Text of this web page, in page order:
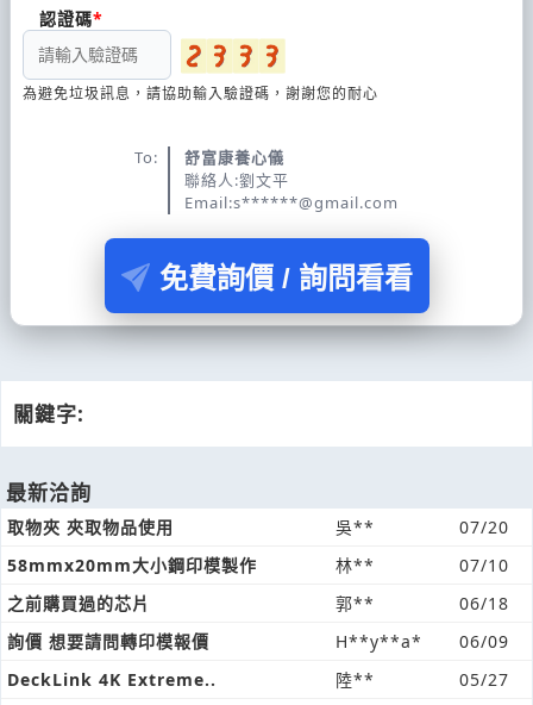
認證碼
為避免垃圾訊息，請協助輸入驗證碼，謝謝您的耐心
To:
舒富康養心儀
聯絡人:劉文平
Email:s******@gmail.com
免費詢價 / 詢問看看
關鍵字:
最新洽詢
取物夾 夾取物品使用 吳**
07/20
58mmx20mm大小鋼印模製作
林**
07/10
之前購買過的芯片
郭**
06/18
詢價 想要請問轉印模報價
H**y**a*
06/09
DeckLink 4K Extreme..
陸**
05/27